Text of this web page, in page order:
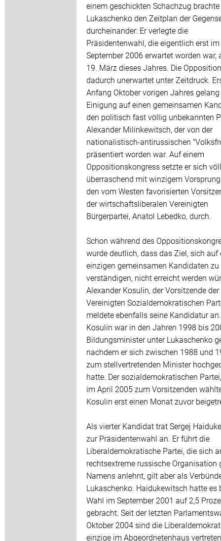
einem geschickten Schachzug brachte
Lukaschenko den Zeitplan der
durcheinander: Er verlegte die
Präsidentenwahl, die eigentlich erst im
September 2006 erwartet worden war,
19. März dieses Jahres. Die
dadurch unerwartet unter Zeitdruck.
Anfang Oktober vorigen Jahres
Einigung auf einen gemeinsamen
den politisch fast völlig unbekannten
Alexander Milinkewitsch, der von der
nationalistisch-antirussischen
präsentiert worden war. Auf einem
Oppositionskongress setzte er sich
überraschend mit winzigem
den vom Westen favorisierten
der wirtschaftsliberalen Vereinigten
Bürgerpartei, Anatol Lebedko, durch.
Schon während des
wurde deutlich, dass das Ziel, sich auf
einzigen gemeinsamen Kandidaten zu
verständigen, nicht erreicht werden
Alexander Kosulin, der Vorsitzende der
Vereinigten Sozialdemokratischen
meldete ebenfalls seine Kandidatur an.
Kosulin war in den Jahren 1998 bis
Bildungsminister unter Lukaschenko
nachdem er sich zwischen 1988 und
zum stellvertretenden Minister
hatte. Der sozialdemokratischen
im April 2005 zum Vorsitzenden
Kosulin erst einen Monat zuvor
Als vierter Kandidat trat Sergej
zur Präsidentenwahl an. Er führt die
Liberaldemokratische Partei, die sich
rechtsextreme russische Organisation
Namens anlehnt, gilt aber als
Lukaschenko. Haidukewitsch hatte es
Wahl im September 2001 auf 2,5
gebracht. Seit der letzten
Oktober 2004 sind die
einzige im Abgeordnetenhaus